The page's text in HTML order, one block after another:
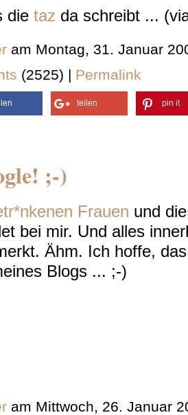
die taz da schreibt ...
am Montag, 31. Januar
(2525) | Permalink
teilen pin it
;-)
Frauen und
bei mir. Und alles
Ähm. Ich hoffe,
Blogs ... ;-)
am Mittwoch, 26. Januar